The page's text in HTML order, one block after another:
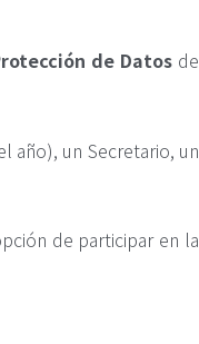
de Datos de
año), un Secretario, un
de participar en la